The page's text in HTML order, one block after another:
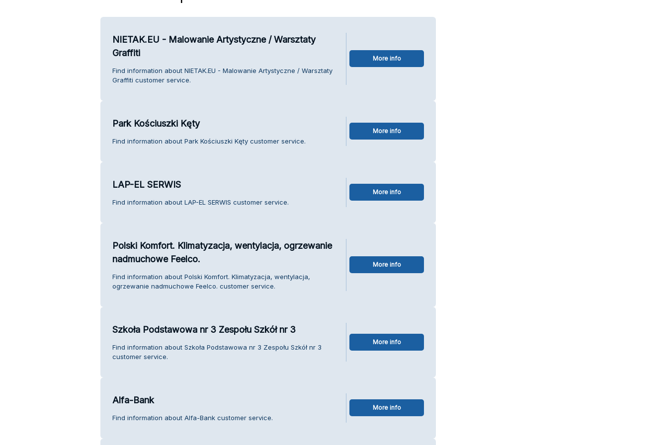
NIETAK.EU - Malowanie Artystyczne / Warsztaty
Graffiti
Find information about NIETAK.EU - Malowanie Artystyczne / Warsztaty
Graffiti customer service.
More info
Park Kościuszki Kęty
Find information about Park Kościuszki Kęty customer service.
More info
LAP-EL SERWIS
Find information about LAP-EL SERWIS customer service.
More info
Polski Komfort. Klimatyzacja, wentylacja, ogrzewanie
nadmuchowe Feelco.
Find information about Polski Komfort. Klimatyzacja, wentylacja,
ogrzewanie nadmuchowe Feelco. customer service.
More info
Szkoła Podstawowa nr 3 Zespołu Szkół nr 3
Find information about Szkoła Podstawowa nr 3 Zespołu Szkół nr 3
customer service.
More info
Alfa-Bank
Find information about Alfa-Bank customer service.
More info